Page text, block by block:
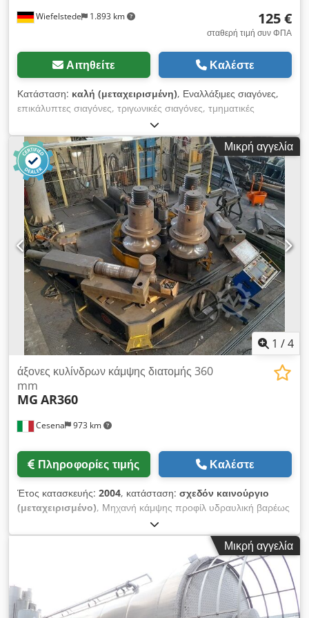
Wiefelstede 1.893 km 125 €
σταθερή τιμή συν ΦΠΑ
Αιτηθείτε Καλέστε
Κατάσταση: καλή (μεταχειρισμένη), Εναλλάξιμες σιαγόνες,
επικάλυπτες σιαγόνες, τριγωνικές σιαγόνες, τμηματικές
σιαγόνες, σιαγόνες σύσφιξης, σιαγόνες με βαθμίδες,
επικάλυπτες σιαγόνες με βαθμίδες, σιαγόνες μπλοκ, βασικές
σιαγόνες. -Επικάλυπτες σιαγόνες: σετ σιαγόνων για τριγωνικό
τόρνο, σκληρές -Πλάτος σιαγών: 30 mm -Διαστάσεις: δείτε τη
φωτογραφία του τεχνικού σχεδίου Dodpfxjzp Eupo Amhjwa
-Συνολικές διαστάσεις: 135/90/H75 mm -Συνολικό βάρος: 4,4
kg
Μικρή αγγελία
1 /4
Cesena 973 km
άξονες κυλίνδρων κάμψης διατομής 360
mm
MG AR360
Πληροφορίες τιμής Καλέστε
Έτος κατασκευής: 2004, κατάσταση: σχεδόν καινούργιο
(μεταχειρισμένο), Μηχανή κάμψης προφίλ υδραυλική βαρέως
τύπου -άξονες εξόδου 360 mm Εξοπλισμένο με εργαλεία έλξης
για την έλαση δοκών HEB IPE INP στην σκληρή πλευρά
Διαμόρφωση -Πυραμίδα με διπλή τσίμπημα πλευρικών
κυλίνδρων ανεξάρτητη υδραυλική -3 κυλίνδρους με υδραυλική
κίνηση και μονάδα γραναζιών -συνχ. -σύνολο κυλίνδρων για
δοκό HEB - δοκό INP - επίπεδη ράβδος τετράγωνη ράβδος.
-Σύνολο κεφαλών για την έλξη της δοκού HEB - INP κάμψη στη
Μικρή αγγελία